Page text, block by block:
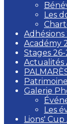
Les
Adhésions
Académy
Stages
Actualités
Patrimoine
Galerie
Les
Lions' Cup